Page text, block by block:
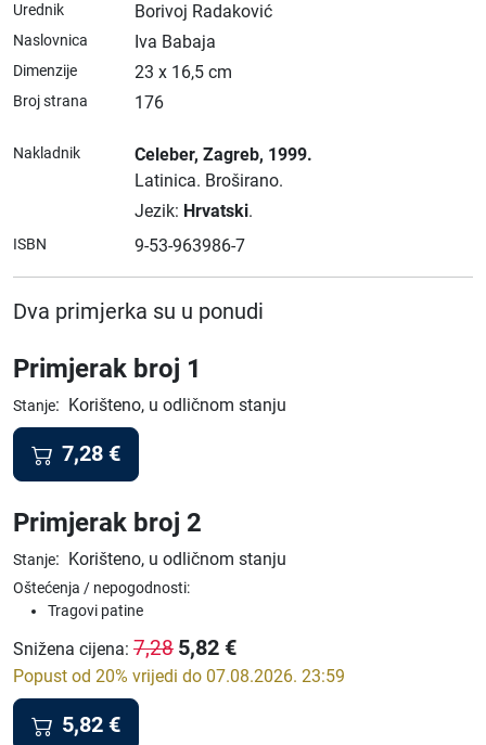
Urednik Borivoj Radaković
Naslovnica Iva Babaja
Dimenzije 23 x 16,5 cm
Broj strana 176
Nakladnik Celeber, Zagreb, 1999.
Latinica. Broširano.
Jezik: Hrvatski.
ISBN 9-53-963986-7
Dva primjerka su u ponudi
Primjerak broj 1
Stanje: Korišteno, u odličnom stanju
7,28 €
Primjerak broj 2
Stanje: Korišteno, u odličnom stanju
Oštećenja / nepogodnosti:
Tragovi patine
Snižena cijena: 7,28 5,82 €
Popust od 20% vrijedi do 07.08.2026. 23:59
5,82 €